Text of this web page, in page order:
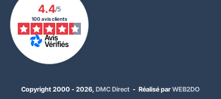
4.4/5
100 avis clients
Copyright 2000 - 2026, DMC Direct - Réalisé parWEB2DO